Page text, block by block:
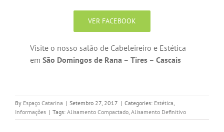
VER FACEBOOK
Visite o nosso salão de Cabeleireiro e Estética
em São Domingos de Rana – Tires – Cascais
By Espaço Catarina | Setembro 27, 2017 | Categories: Estética
Informações | Tags: Alisamento Compactado Alisamento Definitivo